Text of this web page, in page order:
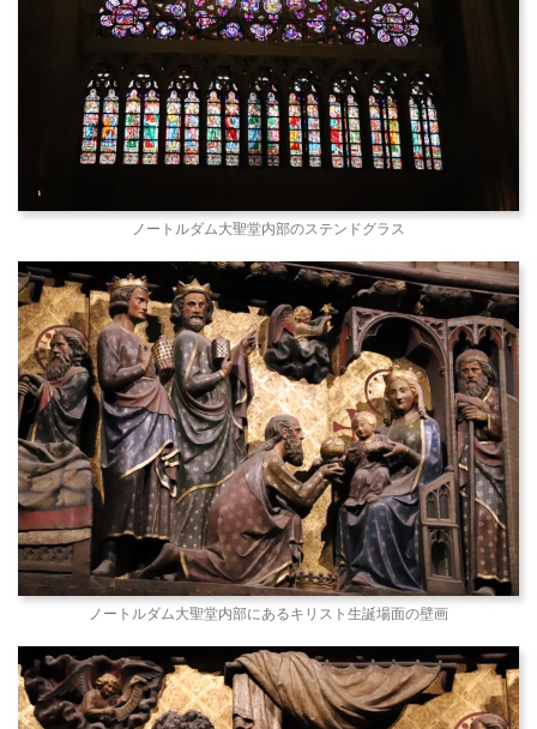
ノートルダム大聖堂内部のステンドグラス
ノートルダム大聖堂内部にあるキリスト生誕場面の壁画